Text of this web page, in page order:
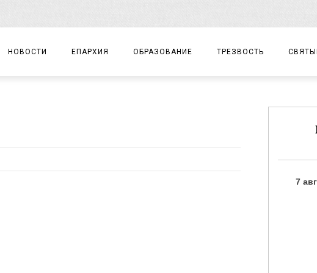
НОВОСТИ ЕПАРХИЯ
ДОКУМЕНТЫ
ЕПАРХИАЛЬНЫЕ ОТДЕЛЫ
ОБРАЗОВАНИЕ
ДЕТСКИЙ ТУРИЗМ
ТРЕЗВОСТЬ
ЗАМЕТКИ
7